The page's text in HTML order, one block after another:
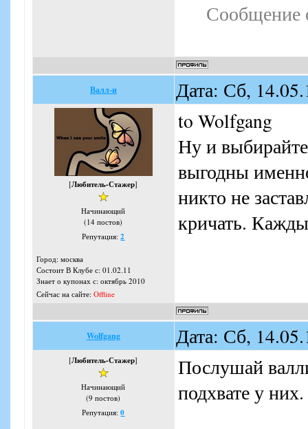
Сообщение
Валл-и Дата: Сб,
[Любитель-Стажер]
Начинающий
(14 постов)
Репутация:2
Город: москва
Состоит В Клубе с: 01.02.11
Знает о купонах с: октябрь 2010
Сейчас на сайте: Offline
to Wolfgang
Ну и
выгодны
никто не
кричать.
Wolfgang Дата: Сб,
[Любитель-Стажер]
Начинающий
(9 постов)
Репутация:0
Послушай
подхвате у